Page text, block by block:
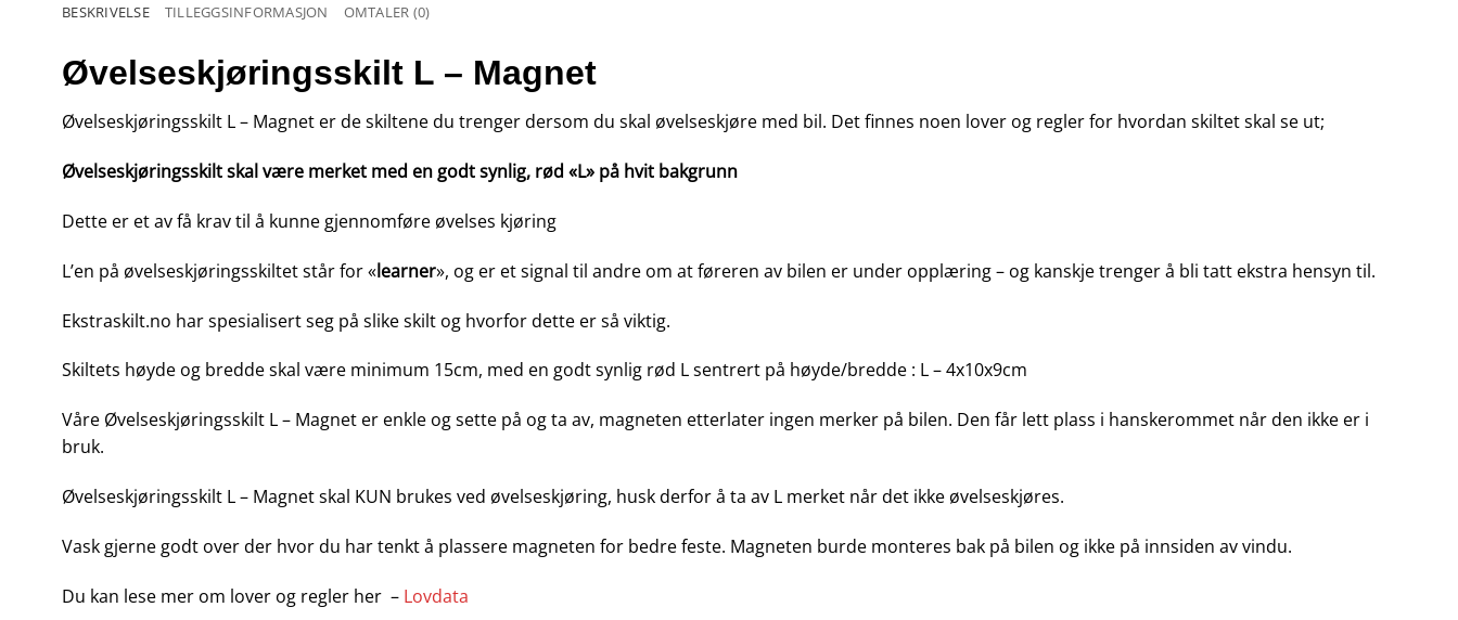
BESKRIVELSE TILLEGGSINFORMASJON OMTALER (0)
Øvelseskjøringsskilt L – Magnet
Øvelseskjøringsskilt L – Magnet er deskiltene du trenger dersom du skal øvelseskjøre med bil. Det finnes noen lover og regler for hvordan skiltet skal se ut;
Øvelseskjøringsskilt skal være merket med en godt synlig, rød «L» på hvit bakgrunn
Dette er et av få krav til å kunne gjennomføre øvelses kjøring
L’en på øvelseskjøringsskiltet står for «learner», og er et signal til andre om at føreren av bilen er under opplæring – og kanskje trenger å bli tatt ekstra hensyn til.
Ekstraskilt.no har spesialisert seg på slike skilt og hvorfor dette er så viktig.
Skiltets høyde og bredde skal være minimum 15cm, med en godt synlig rød L sentrert på høyde/bredde : L – 4x10x9cm
Våre Øvelseskjøringsskilt L – Magnet er enkle og sette på og ta av, magneten etterlater ingen merker på bilen. Den får lett plass i hanskerommet når den ikke er i
bruk.
Øvelseskjøringsskilt L – Magnet skal KUN brukes ved øvelseskjøring, husk derfor å ta av L merket når det ikke øvelseskjøres.
Vask gjerne godt over der hvor du har tenkt å plassere magneten for bedre feste. Magneten burde monteres bak på bilen og ikke på innsiden av vindu.
Du kan lese mer om lover og regler her – Lovdata